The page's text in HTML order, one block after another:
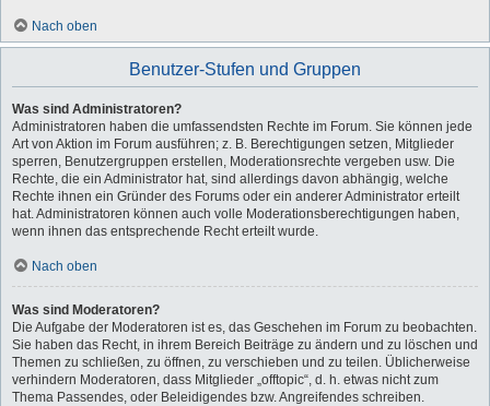
Nach oben
Benutzer-Stufen und Gruppen
Was sind Administratoren?
Administratoren haben die umfassendsten Rechte im Forum. Sie können jede
Art von Aktion im Forum ausführen; z. B. Berechtigungen setzen, Mitglieder
sperren, Benutzergruppen erstellen, Moderationsrechte vergeben usw. Die
Rechte, die ein Administrator hat, sind allerdings davon abhängig, welche
Rechte ihnen ein Gründer des Forums oder ein anderer Administrator erteilt
hat. Administratoren können auch volle Moderationsberechtigungen haben,
wenn ihnen das entsprechende Recht erteilt wurde.
Nach oben
Was sind Moderatoren?
Die Aufgabe der Moderatoren ist es, das Geschehen im Forum zu beobachten.
Sie haben das Recht, in ihrem Bereich Beiträge zu ändern und zu löschen und
Themen zu schließen, zu öffnen, zu verschieben und zu teilen. Üblicherweise
verhindern Moderatoren, dass Mitglieder „offtopic“, d. h. etwas nicht zum
Thema Passendes, oder Beleidigendes bzw. Angreifendes schreiben.